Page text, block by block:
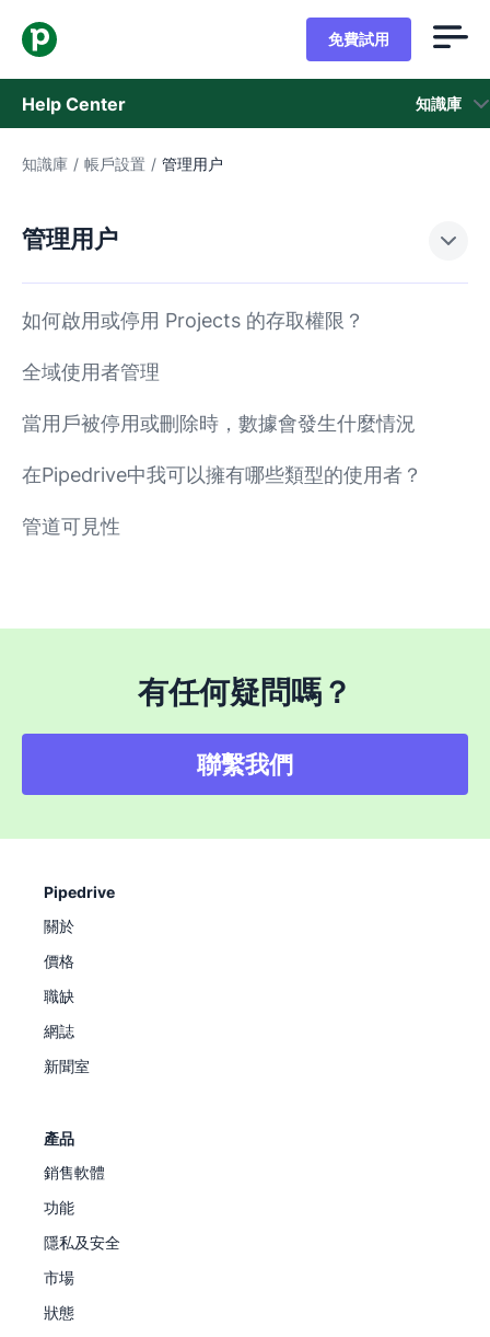
免費試用
Help Center 知識庫
知識庫
狀態
知識庫 / 帳戶設置 / 管理用户
管理用户
如何啟用或停用 Projects 的存取權限？
全域使用者管理
當用戶被停用或刪除時，數據會發生什麼情況
在Pipedrive中我可以擁有哪些類型的使用者？
管道可見性
有任何疑問嗎？
聯繫我們
Pipedrive
關於
價格
職缺
網誌
新聞室
產品
銷售軟體
功能
隱私及安全
市場
狀態